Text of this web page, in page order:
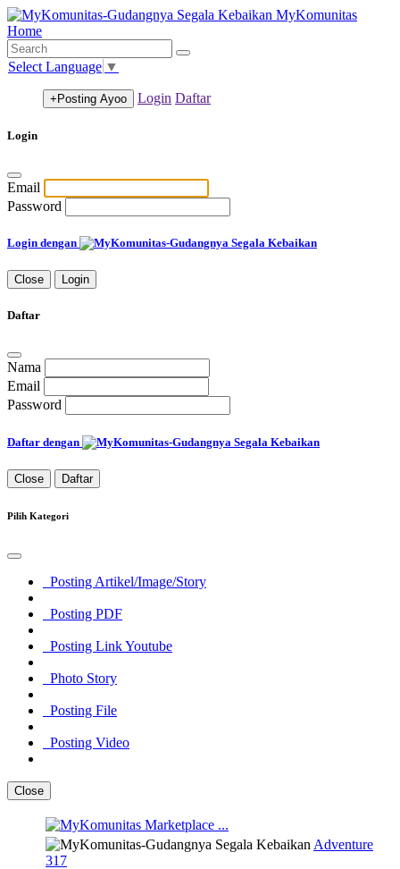
MyKomunitas
Home
Select Language ▼
+Posting Ayoo Login Daftar
Login
Email
Password
Login dengan
Close Login
Daftar
Nama
Email
Password
Daftar dengan
Close Daftar
Pilih Kategori
Posting Artikel/Image/Story
Posting PDF
Posting Link Youtube
Photo Story
Posting File
Posting Video
Close
Marketplace ...
Adventure
317